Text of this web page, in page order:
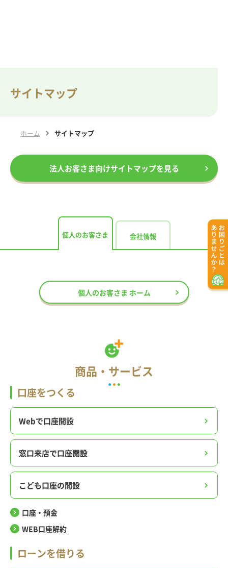
サイトマップ
ホーム サイトマップ
法人お客さま向けサイトマップを見る
個人のお客さま 会社情報
個人のお客さま ホーム
商品・サービス
口座をつくる
Webで口座開設
窓口来店で口座開設
こども口座の開設
口座・預金
WEB口座解約
ローンを借りる